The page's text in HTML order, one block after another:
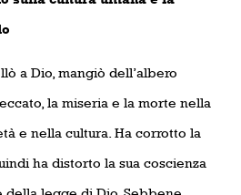
a Dio, mangiò dell’albero
la miseria e la morte nella
e nella cultura. Ha corrotto la
ha distorto la sua coscienza